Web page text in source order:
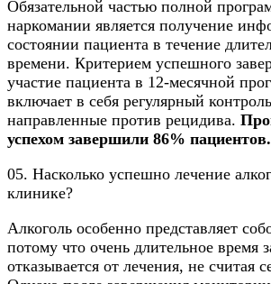
Обязательной частью полной
наркомании является получение
состоянии пациента в течение
времени. Критерием успешного
участие пациента в 12-месячной
включает в себя регулярный
направленные против рецидива.
успехом завершили 86% пациентов.
05. Насколько успешно лечение
клинике?
Алкоголь особенно представляет
потому что очень длительное время
отказывается от лечения, не считая